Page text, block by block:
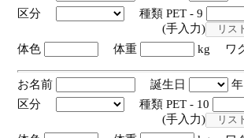
区分
種類 PET - 9
(手入力)
体色
体重 kg ワ
お名前 誕生日
区分
種類 PET - 10
(手入力)